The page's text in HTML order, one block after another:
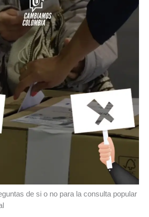
de si o no para la consulta popular